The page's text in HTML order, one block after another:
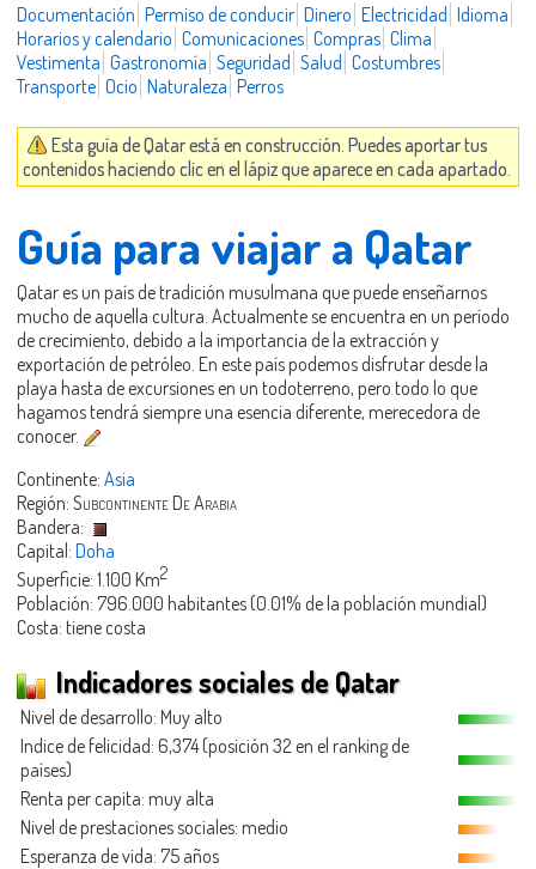
Documentación Permiso de conducir Dinero Electricidad Idioma
Horarios y calendario Comunicaciones Compras Clima
Vestimenta Gastronomía Seguridad Salud Costumbres
Transporte Ocio Naturaleza Perros
Esta guía de Qatar está en construcción. Puedes aportar tus
contenidos haciendo clic en el lápiz que aparece en cada apartado.
Guía para viajar a Qatar
Qatar es un país de tradición musulmana que puede enseñarnos
mucho de aquella cultura. Actualmente se encuentra en un período
de crecimiento, debido a la importancia de la extracción y
exportación de petróleo. En este país podemos disfrutar desde la
playa hasta de excursiones en un todoterreno, pero todo lo que
hagamos tendrá siempre una esencia diferente, merecedora de
conocer.
Continente: Asia
Región: Subcontinente De Arabia
Bandera:
Capital: Doha
Superficie: 1.100 Km2
Población: 796.000 habitantes (0.01% de la población mundial)
Costa: tiene costa
Indicadores sociales de Qatar
Nivel de desarrollo: Muy alto
Indice de felicidad: 6,374 (posición 32 en el ranking de
países)
Renta per capita: muy alta
Nivel de prestaciones sociales: medio
Esperanza de vida: 75 años